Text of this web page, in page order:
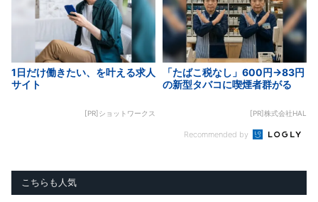
1日だけ働きたい、を叶える求人
サイト
[PR]ショットワークス
「たばこ税なし」600円→83円
の新型タバコに喫煙者群がる
[PR]株式会社HAL
Recommended by
こちらも人気